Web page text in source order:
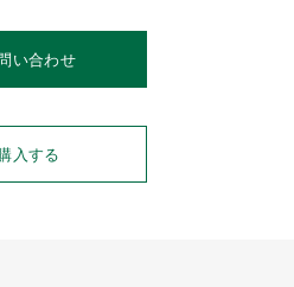
い合わせ
入する